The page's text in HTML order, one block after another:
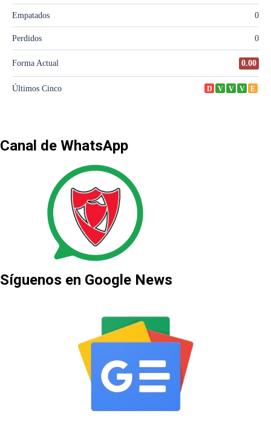
Canal de WhatsApp
Síguenos en Google News